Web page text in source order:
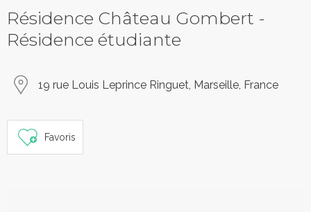
Résidence Château Gombert -
Résidence étudiante
19 rue Louis Leprince Ringuet, Marseille, France
Favoris